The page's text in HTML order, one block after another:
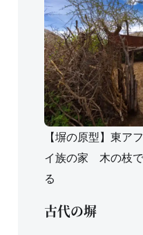
【塀の原型】東ア
イ族の家 木の枝
る
古代の塀